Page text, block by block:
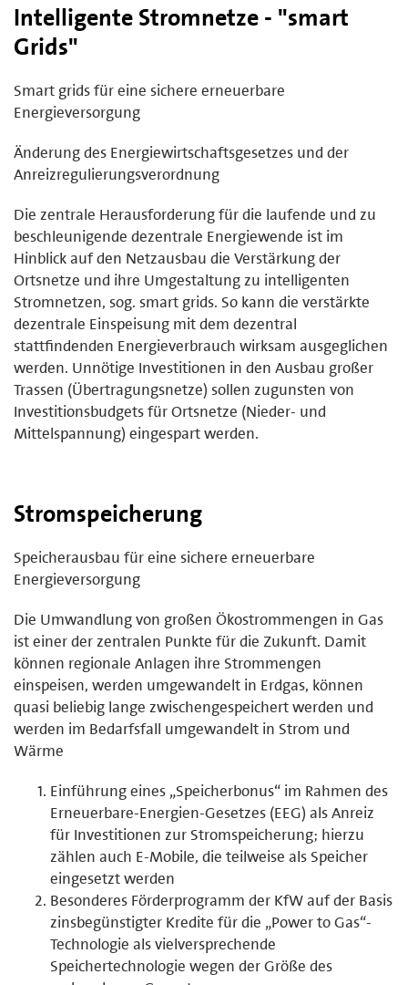
Intelligente Stromnetze - "smart
Grids"
Smart grids für eine sichere erneuerbare
Energieversorgung
Änderung des Energiewirtschaftsgesetzes und der
Anreizregulierungsverordnung
Die zentrale Herausforderung für die laufende und zu
beschleunigende dezentrale Energiewende ist im
Hinblick auf den Netzausbau die Verstärkung der
Ortsnetze und ihre Umgestaltung zu intelligenten
Stromnetzen, sog. smart grids. So kann die verstärkte
dezentrale Einspeisung mit dem dezentral
stattfindenden Energieverbrauch wirksam ausgeglichen
werden. Unnötige Investitionen in den Ausbau großer
Trassen (Übertragungsnetze) sollen zugunsten von
Investitionsbudgets für Ortsnetze (Nieder- und
Mittelspannung) eingespart werden.
Stromspeicherung
Speicherausbau für eine sichere erneuerbare
Energieversorgung
Die Umwandlung von großen Ökostrommengen in Gas
ist einer der zentralen Punkte für die Zukunft. Damit
können regionale Anlagen ihre Strommengen
einspeisen, werden umgewandelt in Erdgas, können
quasi beliebig lange zwischengespeichert werden und
werden im Bedarfsfall umgewandelt in Strom und
Wärme
Einführung eines „Speicherbonus“ im Rahmen des
Erneuerbare-Energien-Gesetzes (EEG) als Anreiz
für Investitionen zur Stromspeicherung; hierzu
zählen auch E-Mobile, die teilweise als Speicher
eingesetzt werden
Besonderes Förderprogramm der KfW auf der Basis
zinsbegünstigter Kredite für die „Power to Gas“-
Technologie als vielversprechende
Speichertechnologie wegen der Größe des